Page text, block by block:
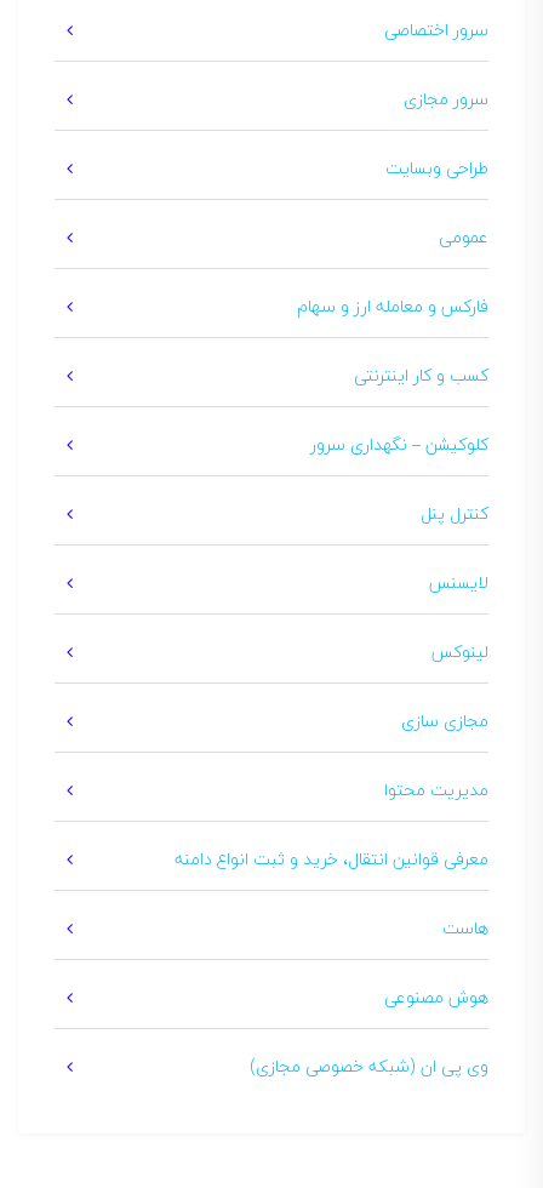
سرور اختصاصی
سرور مجازی
طراحی وبسایت
عمومی
فارکس و معامله ارز و سهام
کسب و کار اینترنتی
کلوکیشن – نگهداری سرور
کنترل پنل
لایسنس
لینوکس
مجازی سازی
مدیریت محتوا
معرفی قوانین انتقال، خرید و ثبت انواع دامنه
هاست
هوش مصنوعی
وی پی ان (شبکه خصوصی مجازی)